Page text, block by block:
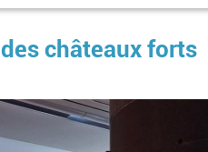
châteaux forts